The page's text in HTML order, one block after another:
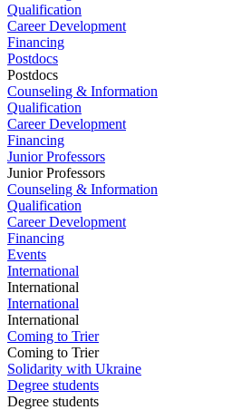
Qualification
Career Development
Financing
Postdocs
Postdocs
Counseling & Information
Qualification
Career Development
Financing
Junior Professors
Junior Professors
Counseling & Information
Qualification
Career Development
Financing
Events
International
International
International
International
Coming to Trier
Coming to Trier
Solidarity with Ukraine
Degree students
Degree students